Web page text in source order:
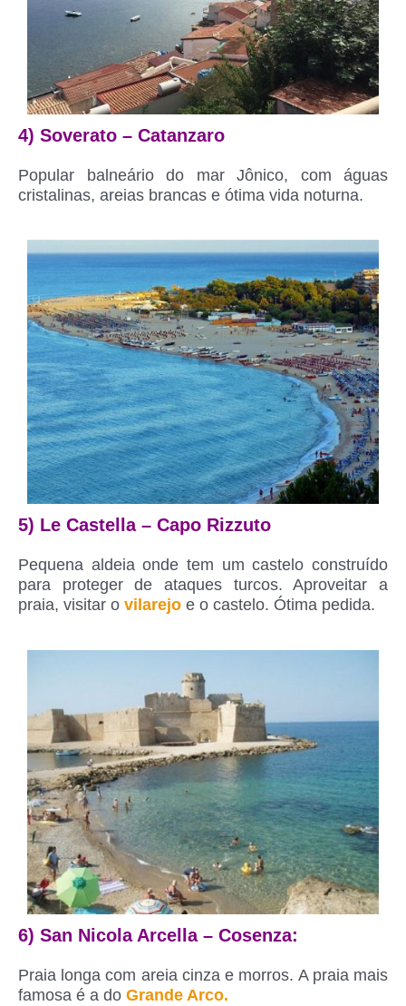
4) Soverato – Catanzaro
Popular balneário do mar Jônico, com águas
cristalinas, areias brancas e ótima vida noturna.
5) Le Castella – Capo Rizzuto
Pequena aldeia onde tem um castelo construído
para proteger de ataques turcos. Aproveitar a
praia, visitar o vilarejo e o castelo. Ótima pedida.
6) San Nicola Arcella – Cosenza:
Praia longa com areia cinza e morros. A praia mais
famosa é a do Grande Arco.